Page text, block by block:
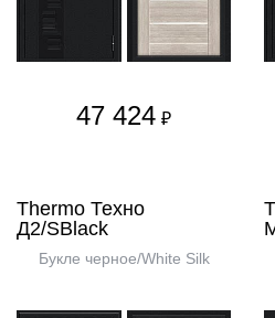
47 424 ₽
Thermo Техно
Д2/SBlack
Букле черное/White Silk